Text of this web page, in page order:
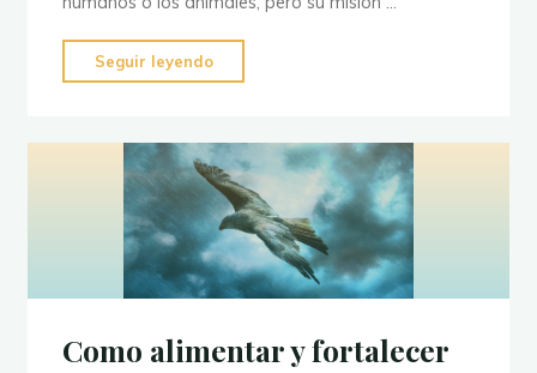
Seguir leyendo
el
del
Espíritu
en
nuestras
vidas"
Como alimentar y fortalecer